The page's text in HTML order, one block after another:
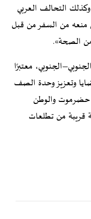
التحالف العربي
منعه من السفر من قبل
الصحة».
معتبرًا
وتعزيز وحدة الصف
حضرموت والوطن
قريبة من تطلعات